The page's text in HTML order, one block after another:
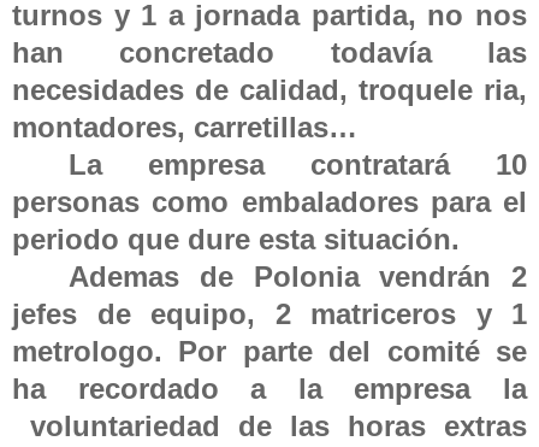
turnos y 1 a jornada partida, no nos
han concretado todavía las
necesidades de calidad, troquele ria,
montadores, carretillas…
La empresa contratará 10
personas como embaladores para el
periodo que dure esta situación.
Ademas de Polonia vendrán 2
jefes de equipo, 2 matriceros y 1
metrologo. Por parte del comité se
ha recordado a la empresa la
voluntariedad de las horas extras